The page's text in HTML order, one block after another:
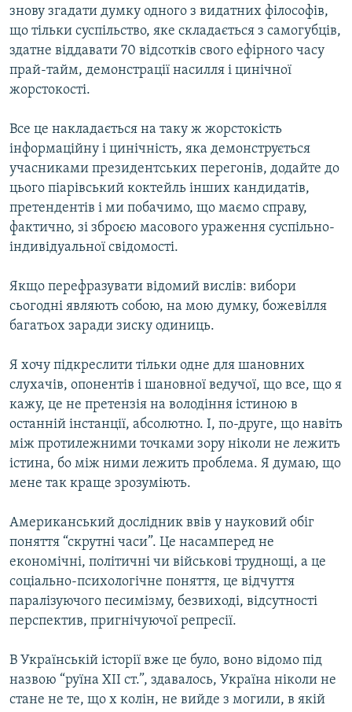
знову згадати думку одного з видатних філософів,
що тільки суспільство, яке складається з самогубців,
здатне віддавати 70 відсотків свого ефірного часу
прай-тайм, демонстрації насилля і цинічної
жорстокості.
Все це накладається на таку ж жорстокість
інформаційну і цинічність, яка демонструється
учасниками президентських перегонів, додайте до
цього піарівський коктейль інших кандидатів,
претендентів і ми побачимо, що маємо справу,
фактично, зі зброєю масового ураження суспільно-
індивідуальної свідомості.
Якщо перефразувати відомий вислів: вибори
сьогодні являють собою, на мою думку, божевілля
багатьох заради зиску одиниць.
Я хочу підкреслити тільки одне для шановних
слухачів, опонентів і шановної ведучої, що все, що я
кажу, це не претензія на володіння істиною в
останній інстанції, абсолютно. І, по-друге, що навіть
між протилежними точками зору ніколи не лежить
істина, бо між ними лежить проблема. Я думаю, що
мене так краще зрозуміють.
Американський дослідник ввів у науковий обіг
поняття “скрутні часи”. Це насамперед не
економічні, політичні чи військові труднощі, а це
соціально-психологічне поняття, це відчуття
паралізуючого песимізму, безвиході, відсутності
перспектив, пригнічуючої репресії.
В Українській історії вже це було, воно відомо під
назвою “руїна ХІІ ст.”, здавалось, Україна ніколи не
стане не те, що х колін, не вийде з могили, в якій